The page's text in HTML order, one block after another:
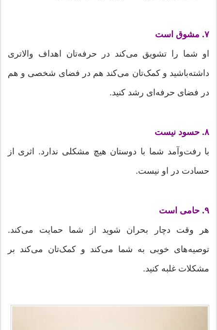
۷. مشوق است
او شما را تشویق می‌کند در حرفه‌تان اهداف والاتری
داشته‌باشید و کمک‌تان می‌کند هم در فضای شخصی و هم
در فضای حرفه‌ای رشد کنید.
۸. حسود نیست
با رفت‌وآمد شما با دوستان هیچ مشکلی ندارد. اثری از
حسادت در او نیست.
۹. حامی است
هر وقت دچار بحران شوید از شما حمایت می‌کند.
توصیه‌های خوبی به شما می‌کند و کمک‌تان می‌کند بر
مشکلات غلبه کنید.